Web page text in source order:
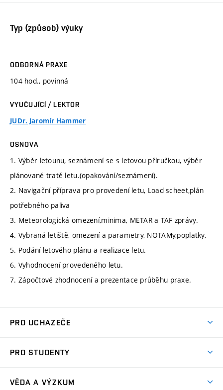
Typ (způsob) výuky
ODBORNÁ PRAXE
104 hod., povinná
VYUČUJÍCÍ / LEKTOR
JUDr. Jaromír Hammer
OSNOVA
1. Výběr letounu, seznámení se s letovou příručkou, výběr
plánované tratě letu.(opakování/seznámení).
2. Navigační příprava pro provedení letu, Load scheet,plán
potřebného paliva
3. Meteorologická omezení,minima, METAR a TAF zprávy.
4. Vybraná letiště, omezení a parametry, NOTAMy,poplatky,
5. Podání letového plánu a realizace letu.
6. Vyhodnocení provedeného letu.
7. Zápočtové zhodnocení a prezentace průběhu praxe.
PRO UCHAZEČE
Ambasadoři studia
PRO STUDENTY
VĚDA A VÝZKUM